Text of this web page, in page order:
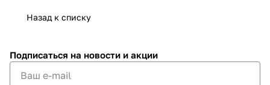
Назад к списку
Подписаться на новости и акции